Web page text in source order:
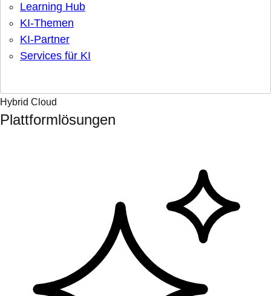
Learning Hub
KI-Themen
KI-Partner
Services für KI
Hybrid Cloud
Plattformlösungen